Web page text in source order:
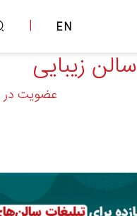
EN
|
سالن زیبایی
عضویت در